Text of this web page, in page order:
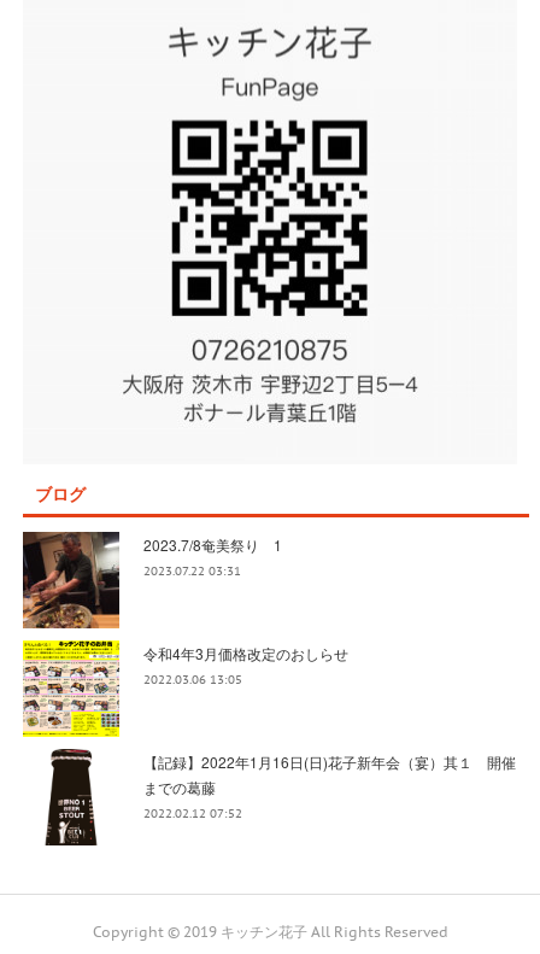
ブログ
2023.7/8奄美祭り 1
2023.07.22 03:31
令和4年3月価格改定のおしらせ
2022.03.06 13:05
【記録】2022年1月16日(日)花子新年会（宴）其１ 開催
までの葛藤
2022.02.12 07:52
Copyright © 2019 キッチン花子 All Rights Reserved